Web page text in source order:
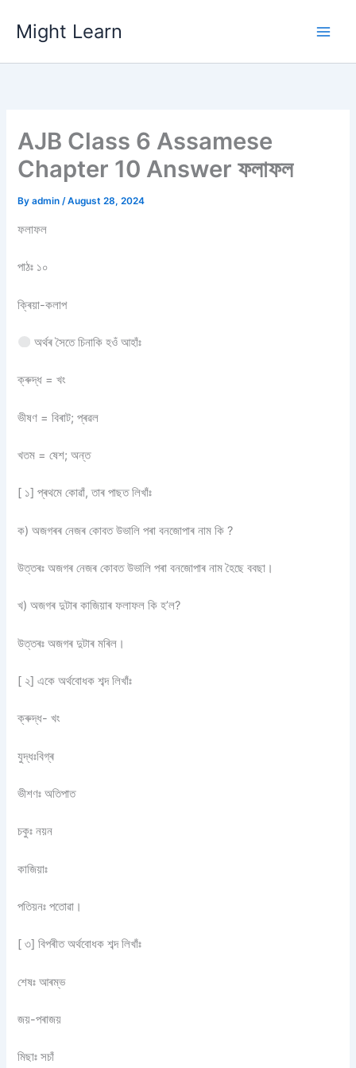
content
Might Learn
AJB Class 6 Assamese
Chapter 10 Answer ফলাফল
Byadmin/August 28, 2024
ফলাফল
পাঠঃ ১০
ক্ৰিয়া-কলাপ
অৰ্থৰ সৈতে চিনাকি হওঁ আহাঁঃ
ক্ৰুদ্ধ = খং
ভীষণ = বিৰাট; প্ৰৱল
খতম = ষেশ; অন্ত
[ ১] প্ৰথমে কোৱাঁ, তাৰ পাছত লিখাঁঃ
ক) অজগৰৰ নেজৰ কোবত উভালি পৰা বনজোপাৰ নাম কি ?
উত্তৰঃ অজগৰ নেজৰ কোবত উভালি পৰা বনজোপাৰ নাম হৈছে ববছা।
খ) অজগৰ দুটাৰ কাজিয়াৰ ফলাফল কি হ’ল?
উত্তৰঃ অজগৰ দুটাৰ মৰিল।
[ ২] একে অৰ্থবোধক শব্দ লিখাঁঃ
ক্ৰুদ্ধ- খং
যুদ্ধঃবিগ্ৰ
ভীশণঃ অতিপাত
চকুঃ নয়ন
কাজিয়াঃ
পতিয়নঃ পতোৱা।
[ ৩] বিপৰীত অৰ্থবোধক শব্দ লিখাঁঃ
শেষঃ আৰম্ভ
জয়-পৰাজয়
মিছাঃ সচাঁ